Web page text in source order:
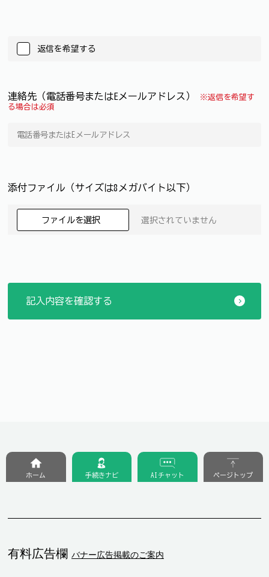
返信を希望する
連絡先（電話番号またはEメールアドレス）
※返信を希望す
る場合は必須
添付ファイル（サイズは8メガバイト以下）
ファイルを選択 選択されていません
有料広告欄 バナー広告掲載のご案内
ホーム 手続きナビ AIチャット ページトップ